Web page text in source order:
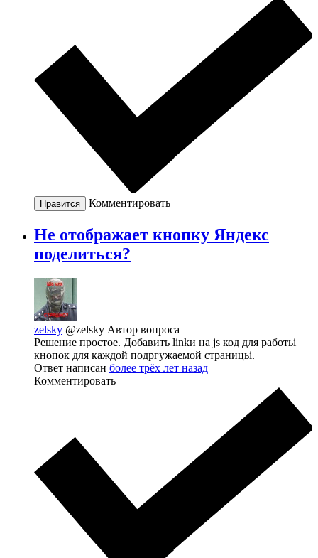
Нравится Комментировать
Не отображает кнопку Яндекс
поделиться?
zelsky @zelsky Автор вопроса
Решение простое. Добавить linkи на js код для работьі
кнопок для каждой подргужаемой страницьі.
Ответ написан более трёх лет назад
Комментировать